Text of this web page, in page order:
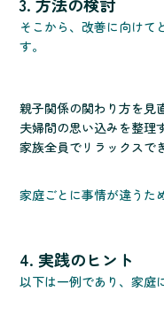
3. 方法の検討
そこから、改善に向けて
す。
親子関係の関わり方を見
夫婦間の思い込みを整理
家族全員でリラックスで
家庭ごとに事情が違うた
4. 実践のヒント
以下は一例であり、家庭